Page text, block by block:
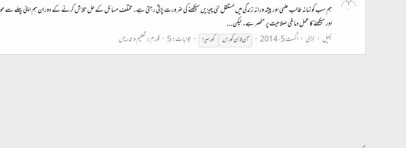
ہم سب کو زمانہ طالب علمی اور پیشہ ورانہ زندگی میں مستقل نئی چیزیں سیکھنے کی ضرورت پڑتی رہتی ہے۔ مختلف مسائل کے حل تلاش کرنے کے دوران ہم اپنی پہلے سے
اور سیکھنے کا عمل دماغی صلاحیت پر منحصر ہے۔ لیکن...
نبیل
لڑی اگست 5، 2014 آنلائنکورس کورسیرا جوابات: 5 فورم:تعلیم و تدریس